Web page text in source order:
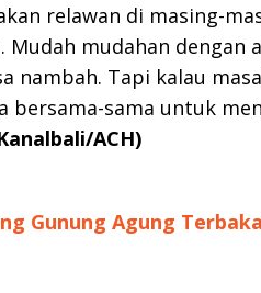
relawan di masing-
mudahan dengan
nambah. Tapi kalau
bersama-sama untuk
ACH)
Gunung Agung